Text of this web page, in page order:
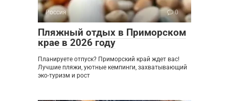
Россия 0
Пляжный отдых в Приморском
крае в 2026 году
Планируете отпуск? Приморский край ждет вас!
Лучшие пляжи, уютные кемпинги, захватывающий
эко-туризм и рост